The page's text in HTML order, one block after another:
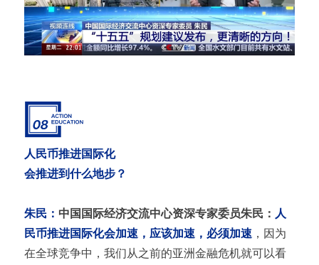
人民币推进国际化
会推进到什么地步？
朱民： 中国国际经济交流中心资深专家委员朱民： 人
民币推进国际化会加速，应该加速，必须加速，因为
在全球竞争中，我们从之前的亚洲金融危机就可以看